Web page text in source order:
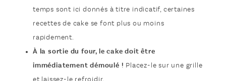
temps sont ici donnés à titre indicatif, certaines
recettes de cake se font plus ou moins
rapidement.
À la sortie du four, le cake doit être
immédiatement démoulé ! Placez-le sur une grille